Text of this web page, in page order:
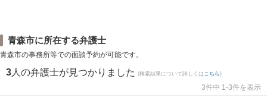
青森市に所在する弁護士
青森市の事務所等での面談予約が可能です。
3 人の弁護士が見つかりました (検索結果について詳しくは こちら)
3件中 1-3件を表示